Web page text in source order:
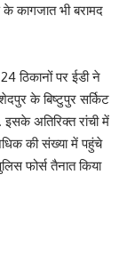
कागजात भी बरामद
ठिकानों पर ईडी ने
के बिष्टुपुर सर्किट
इसके अतिरिक्त रांची में
की संख्या में पहुंचे
फोर्स तैनात किया